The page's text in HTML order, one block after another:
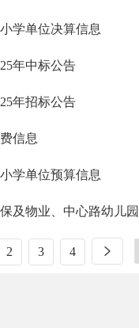
学单位决算信息
年中标公告
年招标公告
信息
学单位预算信息
及物业、中心路幼儿
2 3 4